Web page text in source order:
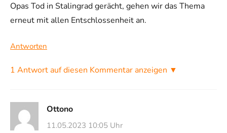
Opas Tod in Stalingrad gerächt, gehen wir das Thema
erneut mit allen Entschlossenheit an.
Antworten
1 Antwort auf diesen Kommentar anzeigen ▼
Ottono
11.05.2023 10:05 Uhr